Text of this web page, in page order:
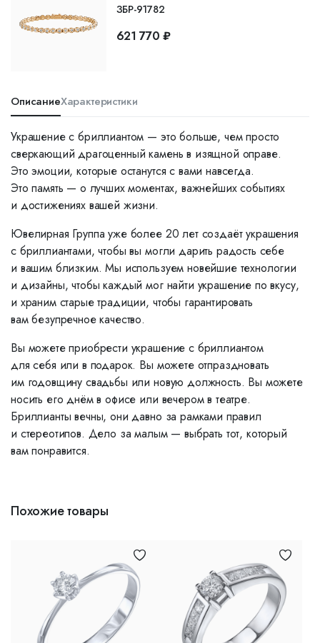
ЗБР-91782
621 770 ₽
ОписаниеХарактеристики
Украшение с бриллиантом — это больше, чем просто
сверкающий драгоценный камень в изящной оправе.
Это эмоции, которые останутся с вами навсегда.
Это память — о лучших моментах, важнейших событиях
и достижениях вашей жизни.
Ювелирная Группа уже более 20 лет создаёт украшения
с бриллиантами, чтобы вы могли дарить радость себе
и вашим близким. Мы используем новейшие технологии
и дизайны, чтобы каждый мог найти украшение по вкусу,
и храним старые традиции, чтобы гарантировать
вам безупречное качество.
Вы можете приобрести украшение с бриллиантом
для себя или в подарок. Вы можете отпраздновать
им годовщину свадьбы или новую должность. Вы можете
носить его днём в офисе или вечером в театре.
Бриллианты вечны, они давно за рамками правил
и стереотипов. Дело за малым — выбрать тот, который
вам понравится.
Похожие товары